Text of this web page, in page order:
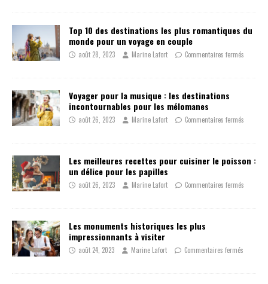
Top 10 des destinations les plus romantiques du
monde pour un voyage en couple
août 28, 2023 Marine Lafort Commentaires fermés
Voyager pour la musique : les destinations
incontournables pour les mélomanes
août 26, 2023 Marine Lafort Commentaires fermés
Les meilleures recettes pour cuisiner le poisson :
un délice pour les papilles
août 26, 2023 Marine Lafort Commentaires fermés
Les monuments historiques les plus
impressionnants à visiter
août 24, 2023 Marine Lafort Commentaires fermés